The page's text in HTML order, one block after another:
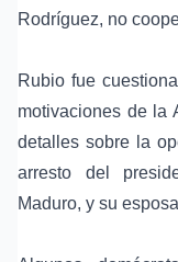
Rodríguez, no
Rubio fue
motivaciones de la
detalles sobre la
arresto del
Maduro, y su